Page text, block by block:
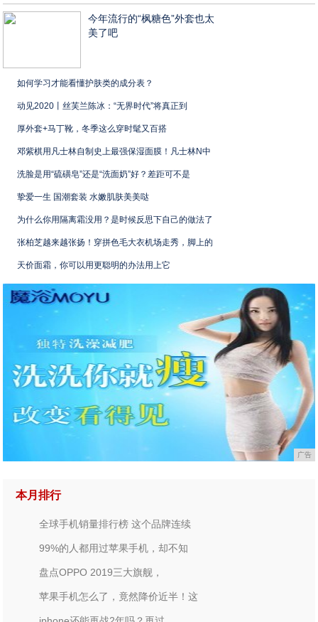
今年流行的“枫糖色”外套也太
美了吧
如何学习才能看懂护肤类的成分表？
动见2020丨丝芙兰陈冰：“无界时代”将真正到
厚外套+马丁靴，冬季这么穿时髦又百搭
邓紫棋用凡士林自制史上最强保湿面膜！凡士林N中
洗脸是用“硫磺皂”还是“洗面奶”好？差距可不是
挚爱一生 国潮套装 水嫩肌肤美美哒
为什么你用隔离霜没用？是时候反思下自己的做法了
张柏芝越来越张扬！穿拼色毛大衣机场走秀，脚上的
天价面霜，你可以用更聪明的办法用上它
广告
本月排行
全球手机销量排行榜 这个品牌连续
99%的人都用过苹果手机，却不知
盘点OPPO 2019三大旗舰，
苹果手机怎么了，竟然降价近半！这